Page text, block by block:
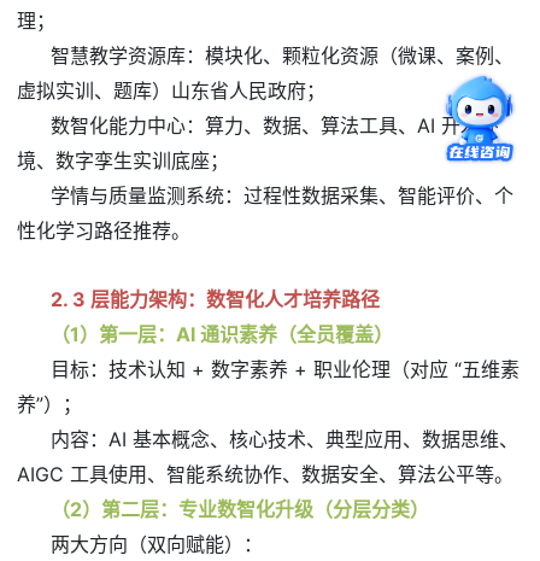
理；
智慧教学资源库：模块化、颗粒化资源（微课、案例、
虚拟实训、题库）山东省人民政府；
数智化能力中心：算力、数据、算法工具、AI 开发环
境、数字孪生实训底座；
学情与质量监测系统：过程性数据采集、智能评价、个
性化学习路径推荐。
2. 3 层能力架构：数智化人才培养路径
（1）第一层：AI 通识素养（全员覆盖）
目标：技术认知 + 数字素养 + 职业伦理（对应 “五维素
养”）；
内容：AI 基本概念、核心技术、典型应用、数据思维、
AIGC 工具使用、智能系统协作、数据安全、算法公平等。
（2）第二层：专业数智化升级（分层分类）
两大方向（双向赋能）：